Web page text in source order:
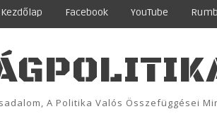
Kezdőlap Facebook YouTube
A Politika Valós Összefüggései